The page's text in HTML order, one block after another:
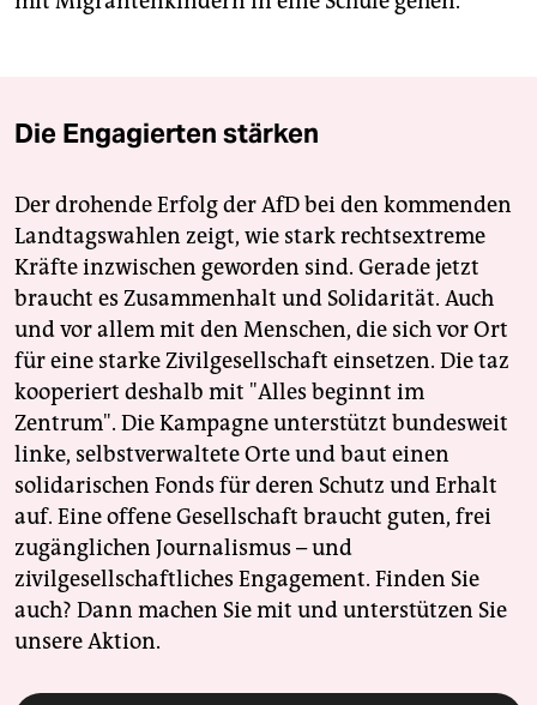
Die Engagierten stärken
Der drohende Erfolg der AfD bei den kommenden
Landtagswahlen zeigt, wie stark rechtsextreme
Kräfte inzwischen geworden sind. Gerade jetzt
braucht es Zusammenhalt und Solidarität. Auch
und vor allem mit den Menschen, die sich vor Ort
für eine starke Zivilgesellschaft einsetzen. Die taz
kooperiert deshalb mit "Alles beginnt im
Zentrum". Die Kampagne unterstützt bundesweit
linke, selbstverwaltete Orte und baut einen
solidarischen Fonds für deren Schutz und Erhalt
auf. Eine offene Gesellschaft braucht guten, frei
zugänglichen Journalismus – und
zivilgesellschaftliches Engagement. Finden Sie
auch? Dann machen Sie mit und unterstützen Sie
unsere Aktion.